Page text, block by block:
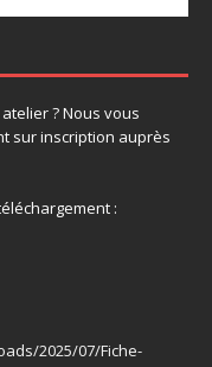
? Nous vous
sur inscription auprès
:
2025/07/Fiche-